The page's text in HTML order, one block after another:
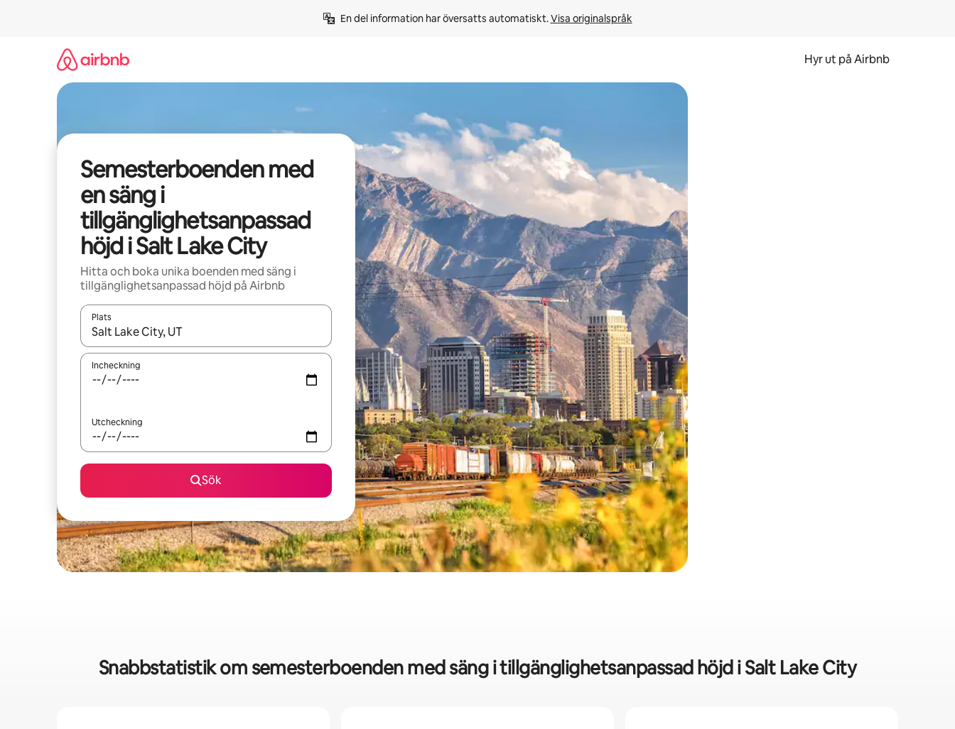
En del information har översatts automatiskt. Visa originalspråk
Hyr ut på Airbnb
Semesterboenden med
en säng i
tillgänglighetsanpassad
höjd i Salt Lake City
Hitta och boka unika boenden med säng i
tillgänglighetsanpassad höjd på Airbnb
Plats
När resultaten är tillgängliga kan du navigera med upp- och nedåtpilarna eller utforska genom att trycka eller svepa.
Incheckning
Utcheckning
Sök
Snabbstatistik om semesterboenden med säng i tillgänglighetsanpassad höjd i Salt Lake City